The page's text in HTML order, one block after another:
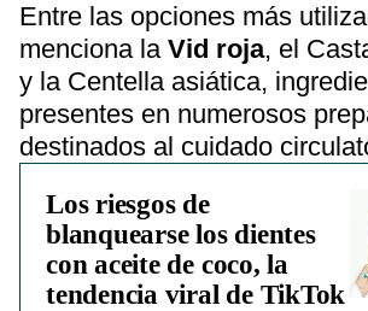
Entre las opciones más
menciona la Vid roja, el
y la Centella asiática,
presentes en numerosos
destinados al cuidado
Los riesgos de
blanquearse los dientes
con aceite de coco, la
tendencia viral de TikTok